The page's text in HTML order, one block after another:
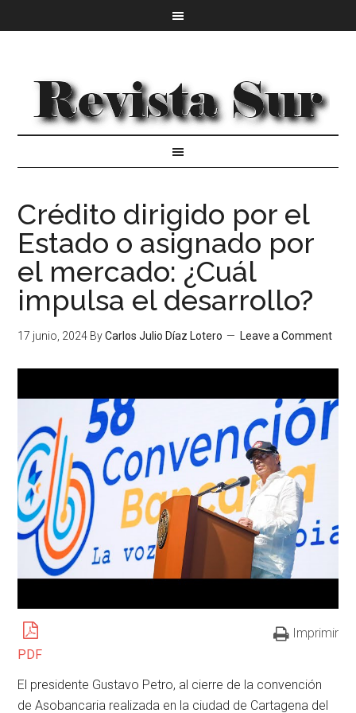
Crédito dirigido por el
Estado o asignado por
el mercado: ¿Cuál
impulsa el desarrollo?
17 junio, 2024 ByCarlos Julio Díaz Lotero Leave a Comment
PDF
Imprimir
El presidente Gustavo Petro, al cierre de la convención
de Asobancaria realizada en la ciudad de Cartagena del